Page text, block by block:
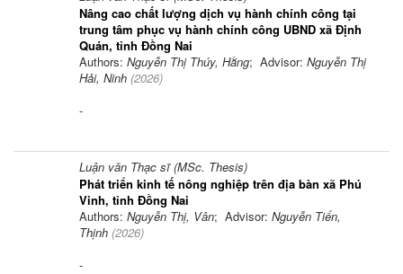
Nâng cao chất lượng dịch vụ hành chính công tại
trung tâm phục vụ hành chính công UBND xã Định
Quán, tỉnh Đồng Nai
Authors: Nguyễn Thị Thúy, Hằng; Advisor: Nguyễn Thị
Hải, Ninh (2026)
-
Luận văn Thạc sĩ (MSc. Thesis)
Phát triển kinh tế nông nghiệp trên địa bàn xã Phú
Vinh, tỉnh Đồng Nai
Authors: Nguyễn Thị, Vân; Advisor: Nguyễn Tiến,
Thịnh (2026)
-